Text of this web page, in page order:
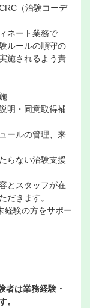
（治験コーデ
ネート業務で
ルールの順守の
施されるよう責
明・同意取得補
ールの管理、来
らない治験支援
とスタッフが在
だきます。
経験の方をサポー
者は業務経験・
。